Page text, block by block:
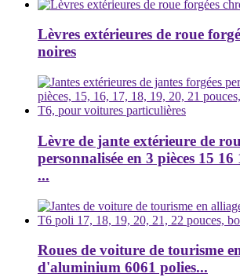
Lèvres extérieures de roue
noires
Lèvre de jante extérieure de
personnalisée en 3 pièces 15 16
...
Roues de voiture de tourisme
d'aluminium 6061 polies...